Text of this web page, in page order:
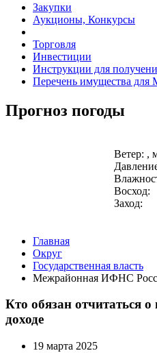
Закупки
Аукционы, Конкурсы
Торговля
Инвестиции
Инструкции для
Перечень имущества
Прогноз погоды
Ветер: ,
Восход:
Заход:
Главная
Округ
Государственная власть
Межрайонная ИФНС
Кто обязан отчитаться
доходе
19 марта 2025